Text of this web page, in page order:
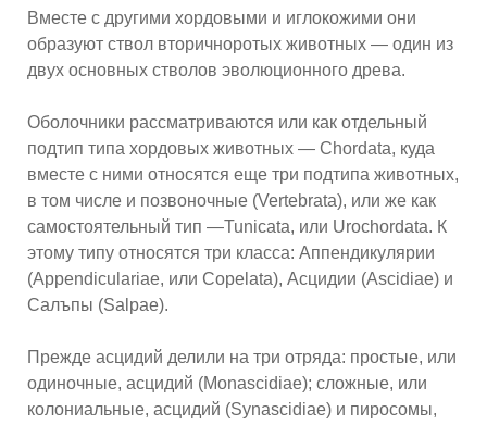
Вместе с другими хордовыми и иглокожими они
образуют ствол вторичноротых животных — один из
двух основных стволов эволюционного древа.
Оболочники рассматриваются или как отдельный
подтип типа хордовых животных — Chordata, куда
вместе с ними относятся еще три подтипа животных,
в том числе и позвоночные (Vertebrata), или же как
самостоятельный тип —Tunicata, или Urochordata. К
этому типу относятся три класса: Аппендикулярии
(Appendiculariae, или Copelata), Асцидии (Ascidiae) и
Салъпы (Salpae).
Прежде асцидий делили на три отряда: простые, или
одиночные, асцидий (Monascidiae); сложные, или
колониальные, асцидий (Synascidiae) и пиросомы,